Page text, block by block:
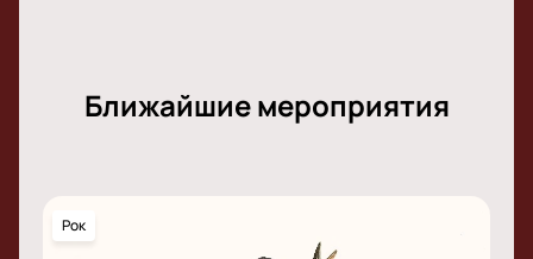
Ближайшие мероприятия
Рок